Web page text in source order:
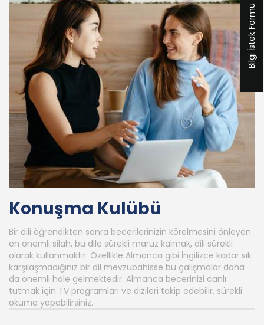
Konuşma Kulübü
Bir dili öğrendikten sonra becerilerinizin körelmesini önleyen
en önemli silah, bu dile sürekli maruz kalmak, dili sürekli
olarak kullanmaktır. Özellikle Almanca gibi İngilizce kadar sık
karşılaşmadığınız bir dil mevzubahisse bu çalışmalar daha
da önemli hale gelmektedir. Almanca becerinizi canlı
tutmak için TV programları ve dizileri takip edebilir, sürekli
okuma yapabilirsiniz.
Bilgi İstek Formu